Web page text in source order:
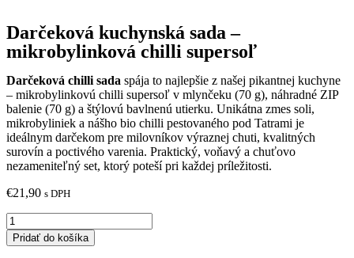
Darčeková kuchynská sada –
mikrobylinková chilli supersoľ
Darčeková chilli sada spája to najlepšie z našej pikantnej kuchyne
– mikrobylinkovú chilli supersoľ v mlynčeku (70 g), náhradné ZIP
balenie (70 g) a štýlovú bavlnenú utierku. Unikátna zmes soli,
mikrobyliniek a nášho bio chilli pestovaného pod Tatrami je
ideálnym darčekom pre milovníkov výraznej chuti, kvalitných
surovín a poctivého varenia. Praktický, voňavý a chuťovo
nezameniteľný set, ktorý poteší pri každej príležitosti.
€21,90 s DPH
Pridať do košíka